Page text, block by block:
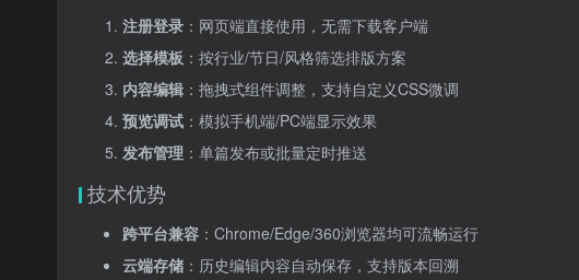
注册登录 ：网页端直接使用，无需下载客户端
选择模板 ：按行业/节日/风格筛选排版方案
内容编辑 ：拖拽式组件调整，支持自定义CSS微调
预览调试 ：模拟手机端/PC端显示效果
发布管理 ：单篇发布或批量定时推送
技术优势
跨平台兼容 ：Chrome/Edge/360浏览器均可流畅运行
云端存储 ：历史编辑内容自动保存，支持版本回溯